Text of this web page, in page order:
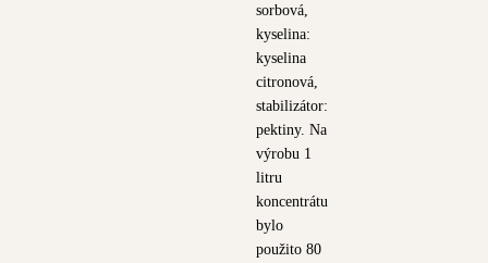
sorbová,
kyselina:
kyselina
citronová,
stabilizátor:
pektiny. Na
výrobu 1
litru
koncentrátu
bylo
použito 80